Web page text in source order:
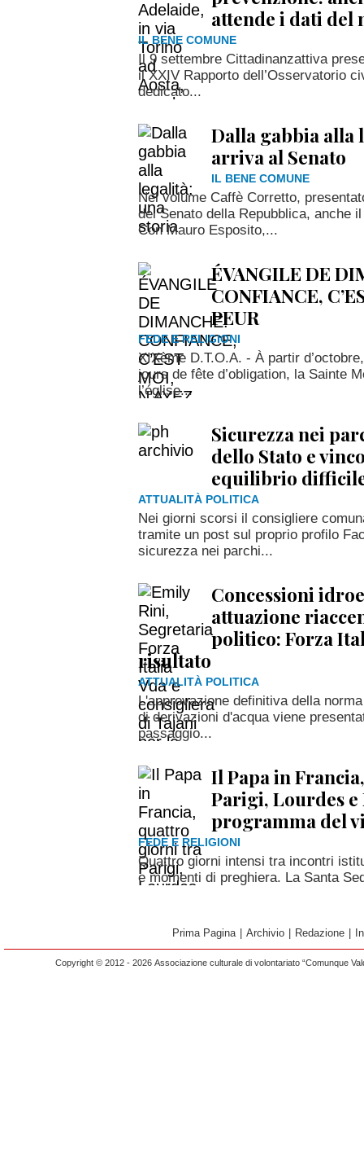
attende i dati del
IL BENE COMUNE
Il 9 settembre Cittadinanzattiva
il XXIV Rapporto dell’Osservatorio
dedicato...
Dalla gabbia alla
arriva al Senato
IL BENE COMUNE
Nel volume Caffè Corretto,
del Senato della Repubblica, anche
Con Mauro Esposito,...
ÉVANGILE DE
CONFIANCE,
PEUR
FEDE E RELIGIONI
XIXème D.T.O.A. - À partir
jours de fête d’obligation, la Sainte
l’église...
Sicurezza nei
dello Stato e
equilibrio
ATTUALITÀ POLITICA
Nei giorni scorsi il consigliere
tramite un post sul proprio profilo
sicurezza nei parchi...
Concessioni
attuazione
politico: Forza
risultato
ATTUALITÀ POLITICA
L'approvazione definitiva della
di derivazioni d'acqua viene
passaggio...
Il Papa in
Parigi, Lourdes
programma del
FEDE E RELIGIONI
Quattro giorni intensi tra incontri
e momenti di preghiera. La Santa
Prima Pagina Archivio Redazione
Copyright © 2012 - 2026 Associazione culturale di volontariato “Comunque